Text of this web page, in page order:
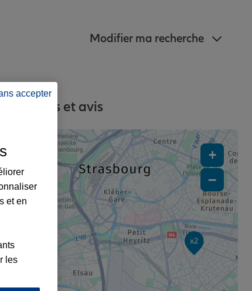
Modifier ma recherche
contacts et avis
4
x2
+
−
accepter
et en
les